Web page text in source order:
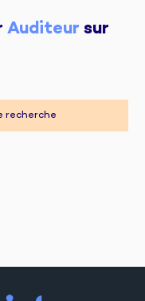
Auditeur
recherche